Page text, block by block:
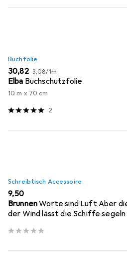
Buchfolie
EUR
30,82 EUR
3,08/1m
Elba Buchschutzfolie
10 m x 70 cm
2
Schreibtisch Accessoire
EUR
9,50
BrunnenWorte sind Luft Aber
der Wind lässt die Schiffe